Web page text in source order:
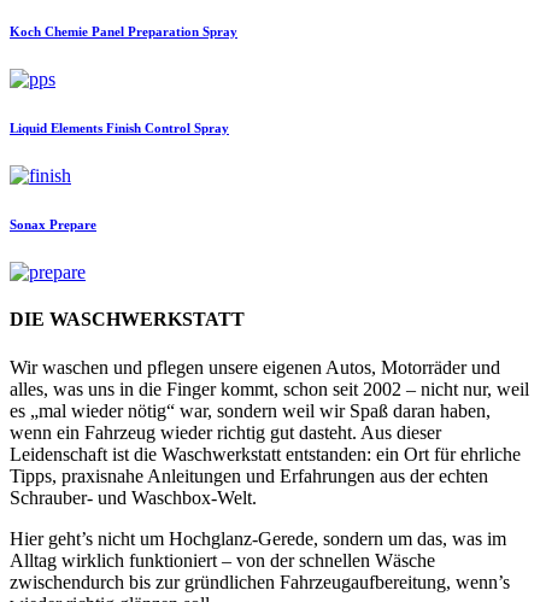
Koch Chemie Panel Preparation Spray
Liquid Elements Finish Control Spray
Sonax Prepare
DIE WASCHWERKSTATT
Wir waschen und pflegen unsere eigenen Autos, Motorräder und
alles, was uns in die Finger kommt, schon seit 2002 – nicht nur, weil
es „mal wieder nötig“ war, sondern weil wir Spaß daran haben,
wenn ein Fahrzeug wieder richtig gut dasteht. Aus dieser
Leidenschaft ist die Waschwerkstatt entstanden: ein Ort für ehrliche
Tipps, praxisnahe Anleitungen und Erfahrungen aus der echten
Schrauber- und Waschbox-Welt.
Hier geht’s nicht um Hochglanz-Gerede, sondern um das, was im
Alltag wirklich funktioniert – von der schnellen Wäsche
zwischendurch bis zur gründlichen Fahrzeugaufbereitung, wenn’s